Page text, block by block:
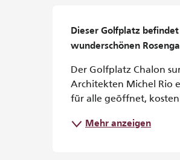
Dieser Golfplatz
wunderschönen
Der Golfplatz Chalon
Architekten Michel Rio
für alle geöffnet,
Mehr anzeigen